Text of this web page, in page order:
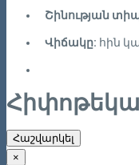
Շինության
Վիճակը: հին
Հաշվարկել
×